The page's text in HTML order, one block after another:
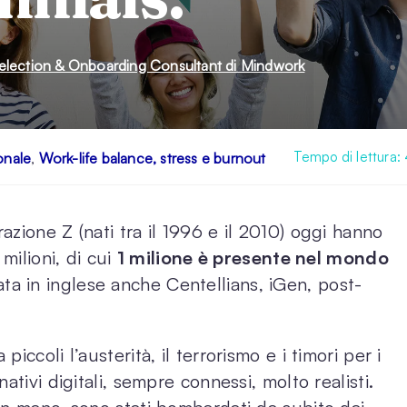
& Onboarding Consultant di Mindwork
, Work-life balance, stress e burnout Tempo di lettura:
Z (nati tra il 1996 e il 2010) oggi hanno
di cui 1 milione è presente nel mondo
in inglese anche Centellians, iGen, post-
piccoli l’austerità, il terrorismo e i timori per i
digitali, sempre connessi, molto realisti.